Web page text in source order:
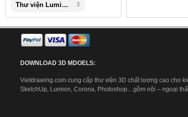
Thư viện Lumion 3
DOWNLOAD 3D MDOELS:
Vietdrawing.com cung cấp thư viện 3D chất lượng cao cho
SketchUp, Lumion, Corona, Photoshop…gồm nội – ngoại